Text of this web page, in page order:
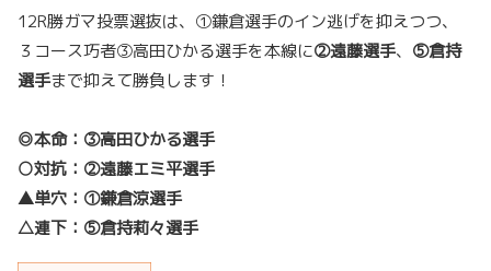
12R勝ガマ投票選抜は、①鎌倉選手のイン逃げを抑えつつ、
３コース巧者③高田ひかる選手を本線に②遠藤選手、 ⑤倉持
選手まで抑えて勝負します！
◎本命：③高田ひかる選手
○対抗： ②遠藤エミ平選手
▲単穴： ①鎌倉涼選手
△連下：⑤倉持莉々選手